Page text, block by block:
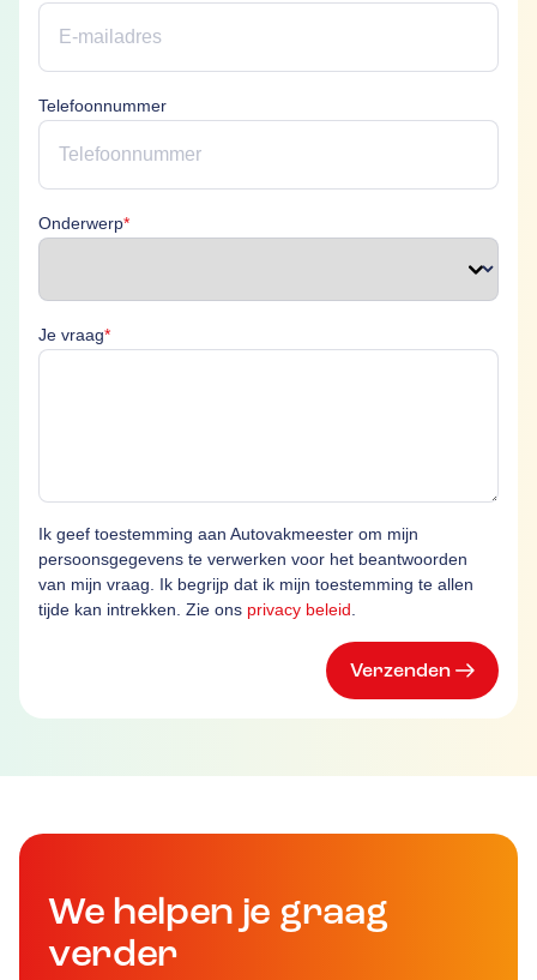
Telefoonnummer
Onderwerp*Onderwerp is verplicht
Je vraag*Je vraag is verplicht
Ik geef toestemming aan Autovakmeester om mijn
persoonsgegevens te verwerken voor het beantwoorden
van mijn vraag. Ik begrijp dat ik mijn toestemming te allen
tijde kan intrekken. Zie ons privacy beleid.
Verzenden
We helpen je graag
verder